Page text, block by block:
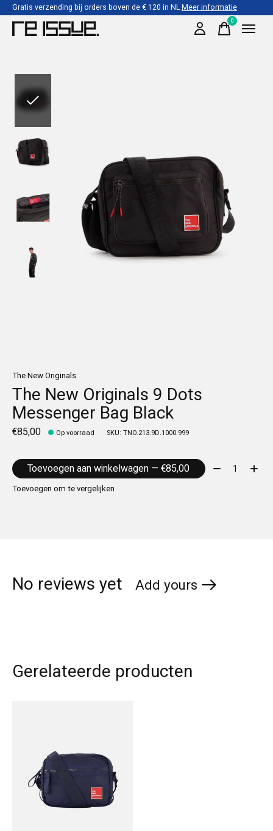
Gratis verzending bij orders boven de € 120 in NLMeer informatie
0items
The New Originals
The New Originals 9 Dots
Messenger Bag Black
€85,00 Op voorraad SKU: TNO.213.9D.1000.999
Toevoegen aan winkelwagen — €85,00 Aantal:
Toevoegen om te vergelijken
No reviews yet Add yours
Gerelateerde producten